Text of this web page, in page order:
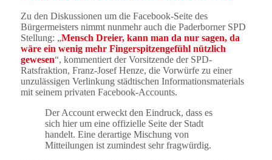
Zu den Diskussionen um die Facebook-Seite des
Bürgermeisters nimmt nunmehr auch die Paderborner SPD
Stellung: „Mensch Dreier, kann man da nur sagen, da
wäre ein wenig mehr Fingerspitzengefühl nützlich
gewesen“, kommentiert der Vorsitzende der SPD-
Ratsfraktion, Franz-Josef Henze, die Vorwürfe zu einer
unzulässigen Verlinkung städtischen Informationsmaterials
mit seinem privaten Facebook-Accounts.
Der Account erweckt den Eindruck, dass es
sich hier um eine offizielle Seite der Stadt
handelt. Eine derartige Mischung von
Mitteilungen ist zumindest sehr fragwürdig.